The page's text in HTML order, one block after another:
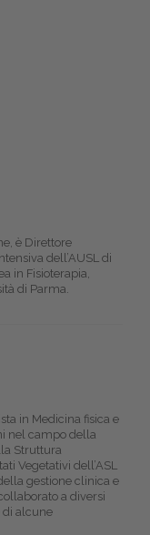
è Direttore
dell’AUSL di
in Fisioterapia,
di Parma.
in Medicina fisica e
nel campo della
Struttura
Vegetativi dell’ASL
gestione clinica e
a diversi
di alcune